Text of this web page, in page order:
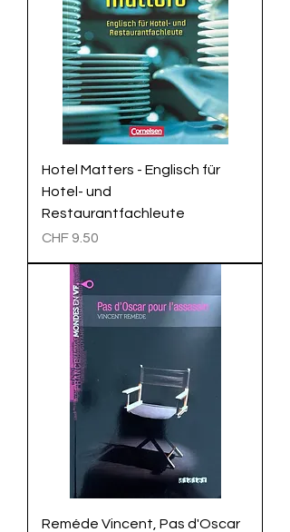
Hotel Matters - Englisch für
Hotel- und
Restaurantfachleute
Preis
CHF 9.50
Reméde Vincent, Pas d'Oscar